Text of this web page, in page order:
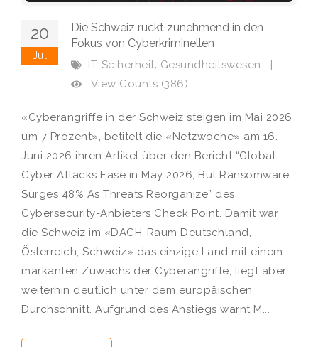
20
Jul
Die Schweiz rückt zunehmend in den
Fokus von Cyberkriminellen
IT-Sciherheit, Gesundheitswesen
|
View Counts (386)
«Cyberangriffe in der Schweiz steigen im Mai 2026
um 7 Prozent», betitelt die «Netzwoche» am 16.
Juni 2026 ihren Artikel über den Bericht “Global
Cyber Attacks Ease in May 2026, But Ransomware
Surges 48% As Threats Reorganize” des
Cybersecurity-Anbieters Check Point. Damit war
die Schweiz im «DACH-Raum Deutschland,
Österreich, Schweiz» das einzige Land mit einem
markanten Zuwachs der Cyberangriffe, liegt aber
weiterhin deutlich unter dem europäischen
Durchschnitt. Aufgrund des Anstiegs warnt M...